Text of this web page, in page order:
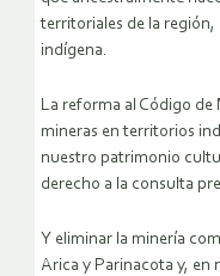
territoriales de la
indígena.
La reforma al Código
mineras en territorios
nuestro patrimonio
derecho a la consulta
Y eliminar la minería
Arica y Parinacota y, en